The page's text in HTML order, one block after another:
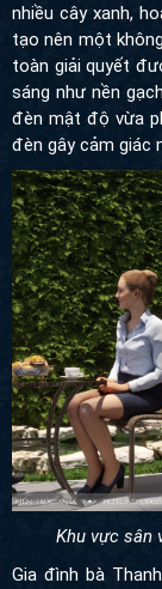
nhiều cây xanh,
tạo nên một
toàn giải quyết
sáng như nền
đèn mật độ vừa
đèn gây cảm giác
Khu vực sân
Gia đình bà